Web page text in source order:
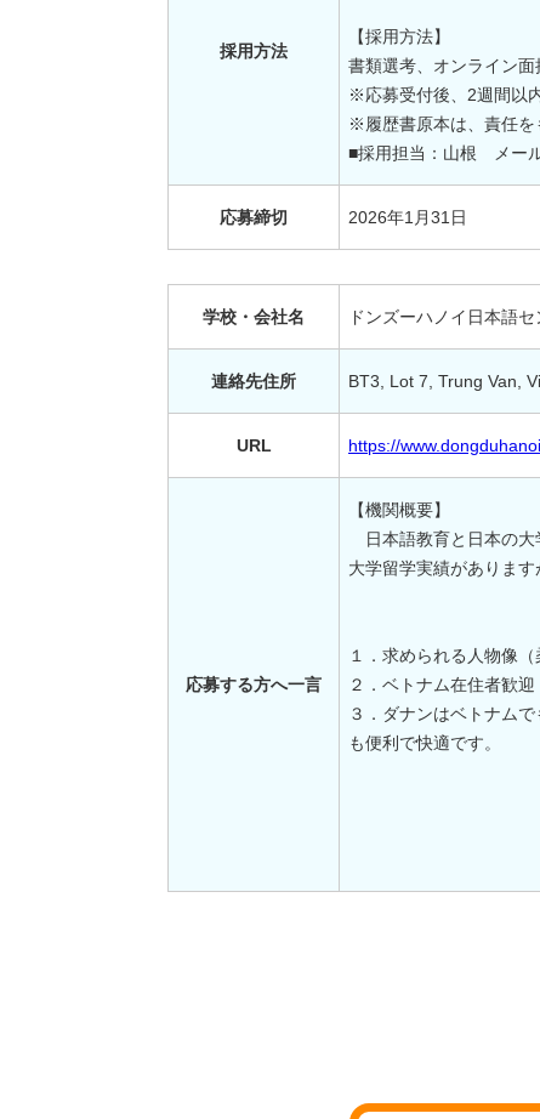
採用方法
【採用方法】
書類選考、オンライン面
※応募受付後、2週間以
※履歴書原本は、責任を
■採用担当：山根 メー
応募締切 2026年1月31日
学校・会社名 ドンズーハノイ日本語セ
連絡先住所 BT3, Lot 7, Trung Van,
URL https://
応募する方へ一言
【機関概要】
日本語教育と日本の大
大学留学実績がありま
１．求められる人物像
２．ベトナム在住者歓迎
３．ダナンはベトナム
も便利で快適です。